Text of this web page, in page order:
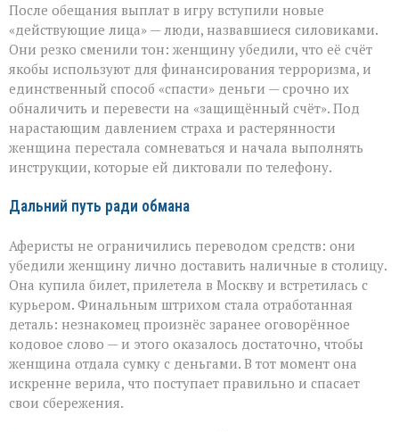
После обещания выплат в игру вступили новые
«действующие лица» — люди, назвавшиеся силовиками.
Они резко сменили тон: женщину убедили, что её счёт
якобы используют для финансирования терроризма, и
единственный способ «спасти» деньги — срочно их
обналичить и перевести на «защищённый счёт». Под
нарастающим давлением страха и растерянности
женщина перестала сомневаться и начала выполнять
инструкции, которые ей диктовали по телефону.
Дальний путь ради обмана
Аферисты не ограничились переводом средств: они
убедили женщину лично доставить наличные в столицу.
Она купила билет, прилетела в Москву и встретилась с
курьером. Финальным штрихом стала отработанная
деталь: незнакомец произнёс заранее оговорённое
кодовое слово — и этого оказалось достаточно, чтобы
женщина отдала сумку с деньгами. В тот момент она
искренне верила, что поступает правильно и спасает
свои сбережения.